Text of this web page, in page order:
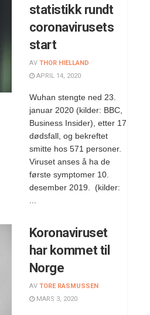
statistikk rundt
coronavirusets
start
AV THOR HIELLAND
APRIL 14, 2020
Wuhan stengte ned 23.
januar 2020 (kilder: BBC,
Business Insider), etter 17
dødsfall, og bekreftet
smitte hos 571 personer.
Viruset anses å ha de
første symptomer 10.
desember 2019. (kilder:
Koronaviruset
har kommet til
Norge
AV TORE RASMUSSEN
MARS 3, 2020